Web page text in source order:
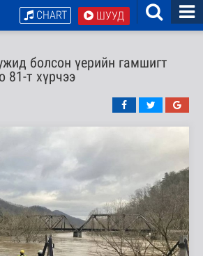
ШУУД
CHART
болсон үерийн гамшигт
81-т хүрчээ